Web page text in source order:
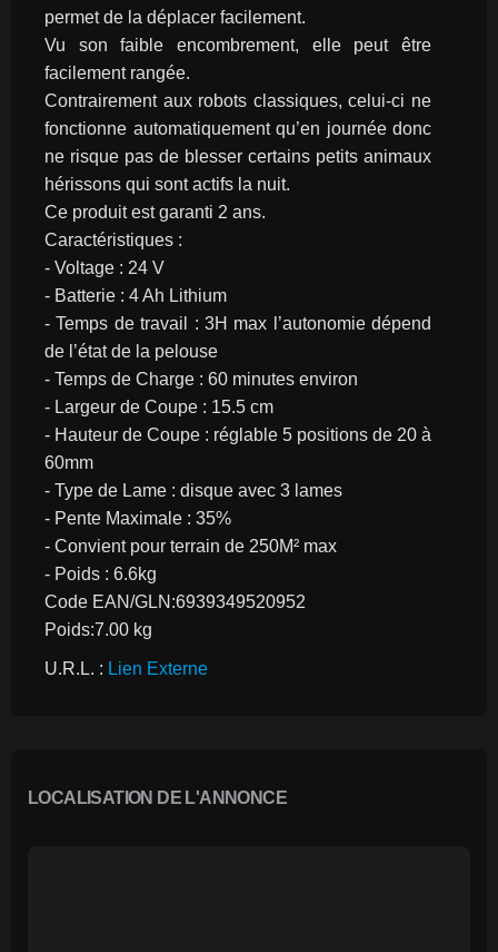
permet de la déplacer facilement.
Vu son faible encombrement, elle peut être
facilement rangée.
Contrairement aux robots classiques, celui-ci ne
fonctionne automatiquement qu’en journée donc
ne risque pas de blesser certains petits animaux
hérissons qui sont actifs la nuit.
Ce produit est garanti 2 ans.
Caractéristiques :
- Voltage : 24 V
- Batterie : 4 Ah Lithium
- Temps de travail : 3H max l’autonomie dépend
de l’état de la pelouse
- Temps de Charge : 60 minutes environ
- Largeur de Coupe : 15.5 cm
- Hauteur de Coupe : réglable 5 positions de 20 à
60mm
- Type de Lame : disque avec 3 lames
- Pente Maximale : 35%
- Convient pour terrain de 250M² max
- Poids : 6.6kg
Code EAN/GLN:6939349520952
Poids:7.00 kg
U.R.L. : Lien Externe
LOCALISATION DE L'ANNONCE